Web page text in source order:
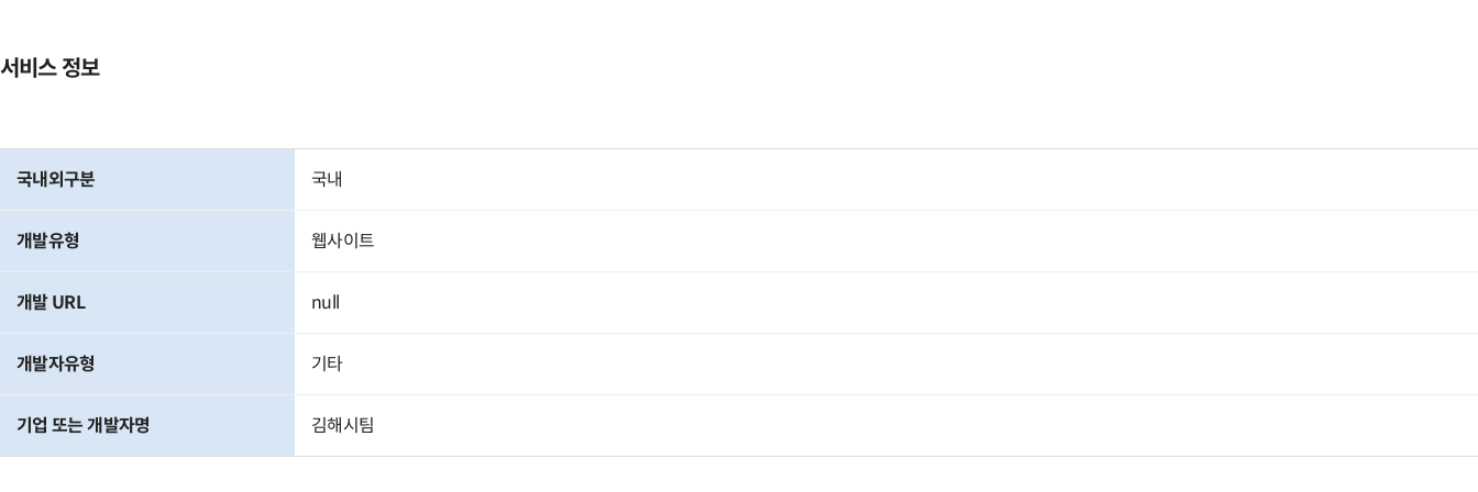
서비스 정보
국내외구분 국내
개발유형 웹사이트
개발 URL null
개발자유형 기타
기업 또는 개발자명 김해시팀